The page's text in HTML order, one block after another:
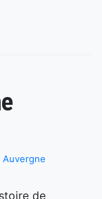
Auvergne
de